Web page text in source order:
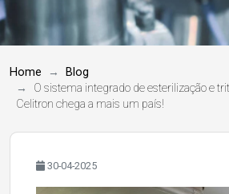
Home
Blog
O sistema integrado de esterilização e
Celitron chega a mais um país!
30-04-2025